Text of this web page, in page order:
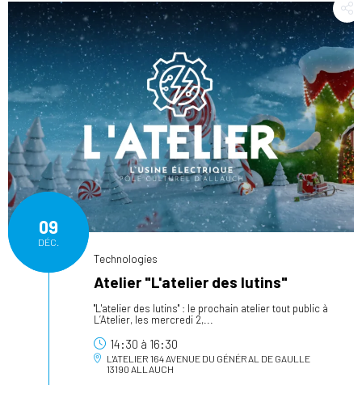
09
DÉC.
Technologies
Atelier "L'atelier des lutins"
"L'atelier des lutins" : le prochain atelier tout public à
L’Atelier, les mercredi 2,...
14:30 à 16:30
L'ATELIER 164 AVENUE DU GÉNÉRAL DE GAULLE
13190 ALLAUCH